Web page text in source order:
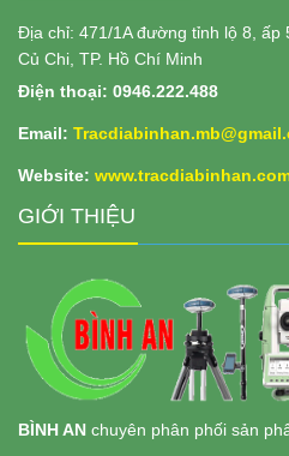
Địa chỉ: 471/1A đường tỉnh lộ 8, ấp
Củ Chi, TP. Hồ Chí Minh
Điện thoại: 0946.222.488
Email:
Website: www.
GIỚI THIỆU
BÌNH AN chuyên phân phối sản